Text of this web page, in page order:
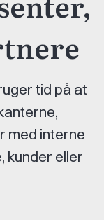
tid på at
med interne
kunder eller